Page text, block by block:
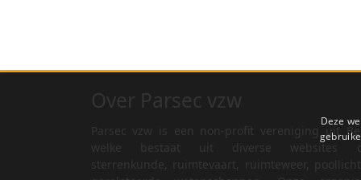
Parsec vzw is een non-profit vereniging uit
welke bestaat uit diverse websites
Deze